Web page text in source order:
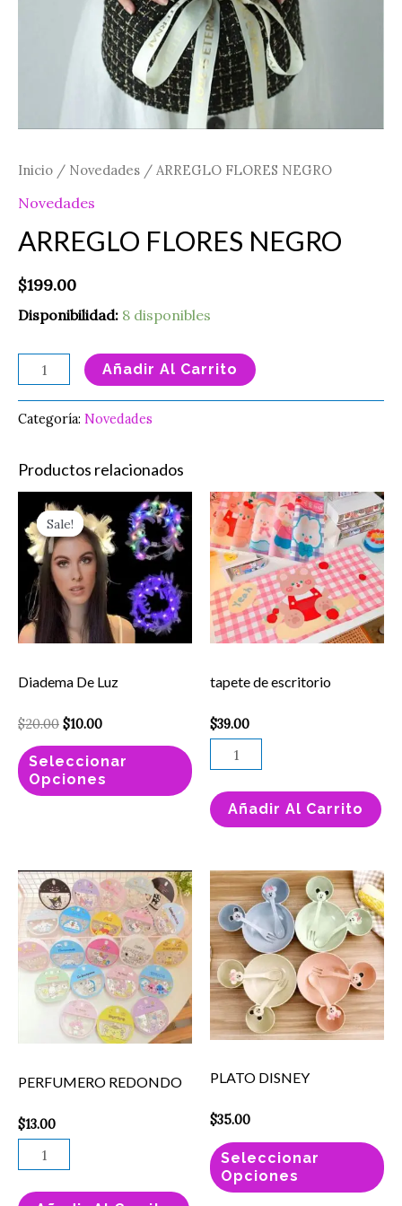
Inicio / Novedades / ARREGLO FLORES NEGRO
Novedades
ARREGLO FLORES NEGRO
$199.00
Disponibilidad: 8 disponibles
Añadir Al Carrito
Categoría: Novedades
Productos relacionados
Sale!
Sale!
Diadema De Luz
$20.00
price
was:
$20.00.
$10.00
Current
price
is:
$10.00.
Seleccionar
Opciones
Este
producto
tiene
múltiples
variantes.
Las
pueden
elegir
en
página
producto
tapete de escritorio
$39.00
tapete
de
escritorio
cantidad
Añadir Al Carrito
PERFUMERO REDONDO
$13.00
PERFUMERO
REDONDO
cantidad
PLATO DISNEY
$35.00
Seleccionar
Opciones
la